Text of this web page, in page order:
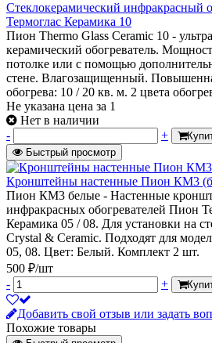
Стеклокерамический инфракрасный
Термоглас Керамика 10
Пион Thermo Glass Ceramic 10 -
керамический обогреватель.
потолке или с помощью
стене. Влагозащищенный.
обогрева: 10 / 20 кв. м. 2 цвета
Не указана цена за 1
Нет в наличии
-
+
Быстрый просмотр
Кронштейны настенные Пион КМ3
Пион КМ3 белые - Настенные
инфракрасных обогревателей Пион
Керамика 05 / 08. Для установки на
Crystal & Ceramic. Подходят для
05, 08. Цвет: Белый. Комплект 2 шт.
500 ₽/шт
-
+
Добавить свой отзыв или задать
Похожие товары